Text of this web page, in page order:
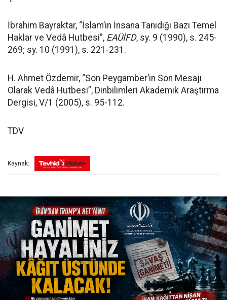
İbrahim Bayraktar, “İslam’ın İnsana Tanıdığı Bazı Temel
Haklar ve Vedâ Hutbesi”, EAÜİFD, sy. 9 (1990), s. 245-
269; sy. 10 (1991), s. 221-231.
H. Ahmet Özdemir, “Son Peygamber’in Son Mesajı
Olarak Vedâ Hutbesi”, Dinbilimleri Akademik Araştırma
Dergisi, V/1 (2005), s. 95-112.
TDV
Kaynak: